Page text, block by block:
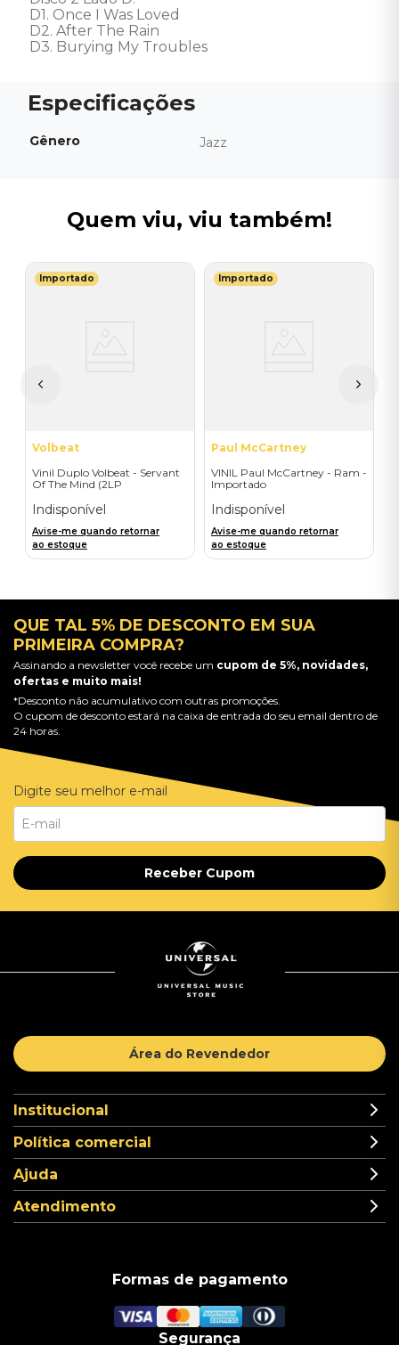
D1. Once I Was Loved
D2. After The Rain
D3. Burying My Troubles
Gênero Jazz
Quem viu, viu também!
Importado
Volbeat
Vinil Duplo Volbeat - Servant
Of The Mind (2LP
Importado
Indisponível
Avise-me quando retornar
ao estoque
Importado
Paul McCartney
VINIL Paul McCartney - Ram -
Importado
Indisponível
Avise-me quando retornar
ao estoque
QUE TAL 5% DE DESCONTO EM SUA
PRIMEIRA COMPRA?
Assinando a newsletter você recebe um cupom de 5%, novidades,
ofertas e muito mais!
*Desconto não acumulativo com outras promoções.
O cupom de desconto estará na caixa de entrada do seu email dentro de
24 horas.
Digite seu melhor e-mail
Receber Cupom
Área do Revendedor
Institucional
Política comercial
Ajuda
Atendimento
Formas de pagamento
Segurança